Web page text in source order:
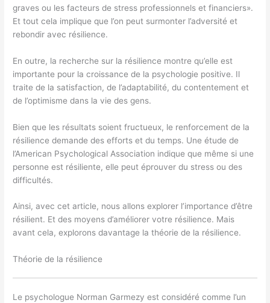
graves ou les facteurs de stress professionnels et financiers».
Et tout cela implique que l’on peut surmonter l’adversité et
rebondir avec résilience.
En outre, la recherche sur la résilience montre qu’elle est
importante pour la croissance de la psychologie positive. Il
traite de la satisfaction, de l’adaptabilité, du contentement et
de l’optimisme dans la vie des gens.
Bien que les résultats soient fructueux, le renforcement de la
résilience demande des efforts et du temps. Une étude de
l’American Psychological Association indique que même si une
personne est résiliente, elle peut éprouver du stress ou des
difficultés.
Ainsi, avec cet article, nous allons explorer l’importance d’être
résilient. Et des moyens d’améliorer votre résilience. Mais
avant cela, explorons davantage la théorie de la résilience.
Théorie de la résilience
Le psychologue Norman Garmezy est considéré comme l’un